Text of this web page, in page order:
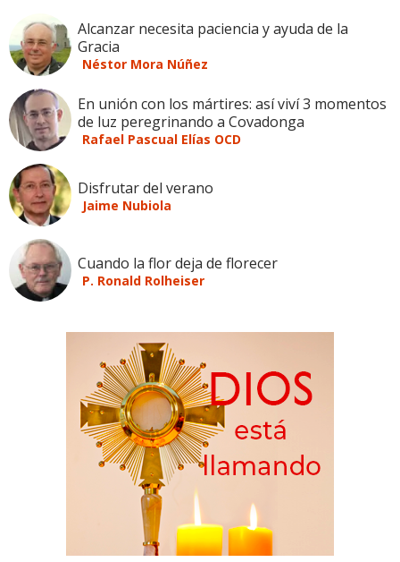
Alcanzar necesita paciencia y ayuda de la
Gracia
Néstor Mora Núñez
En unión con los mártires: así viví 3 momentos
de luz peregrinando a Covadonga
Rafael Pascual Elías OCD
Disfrutar del verano
Jaime Nubiola
Cuando la flor deja de florecer
P. Ronald Rolheiser